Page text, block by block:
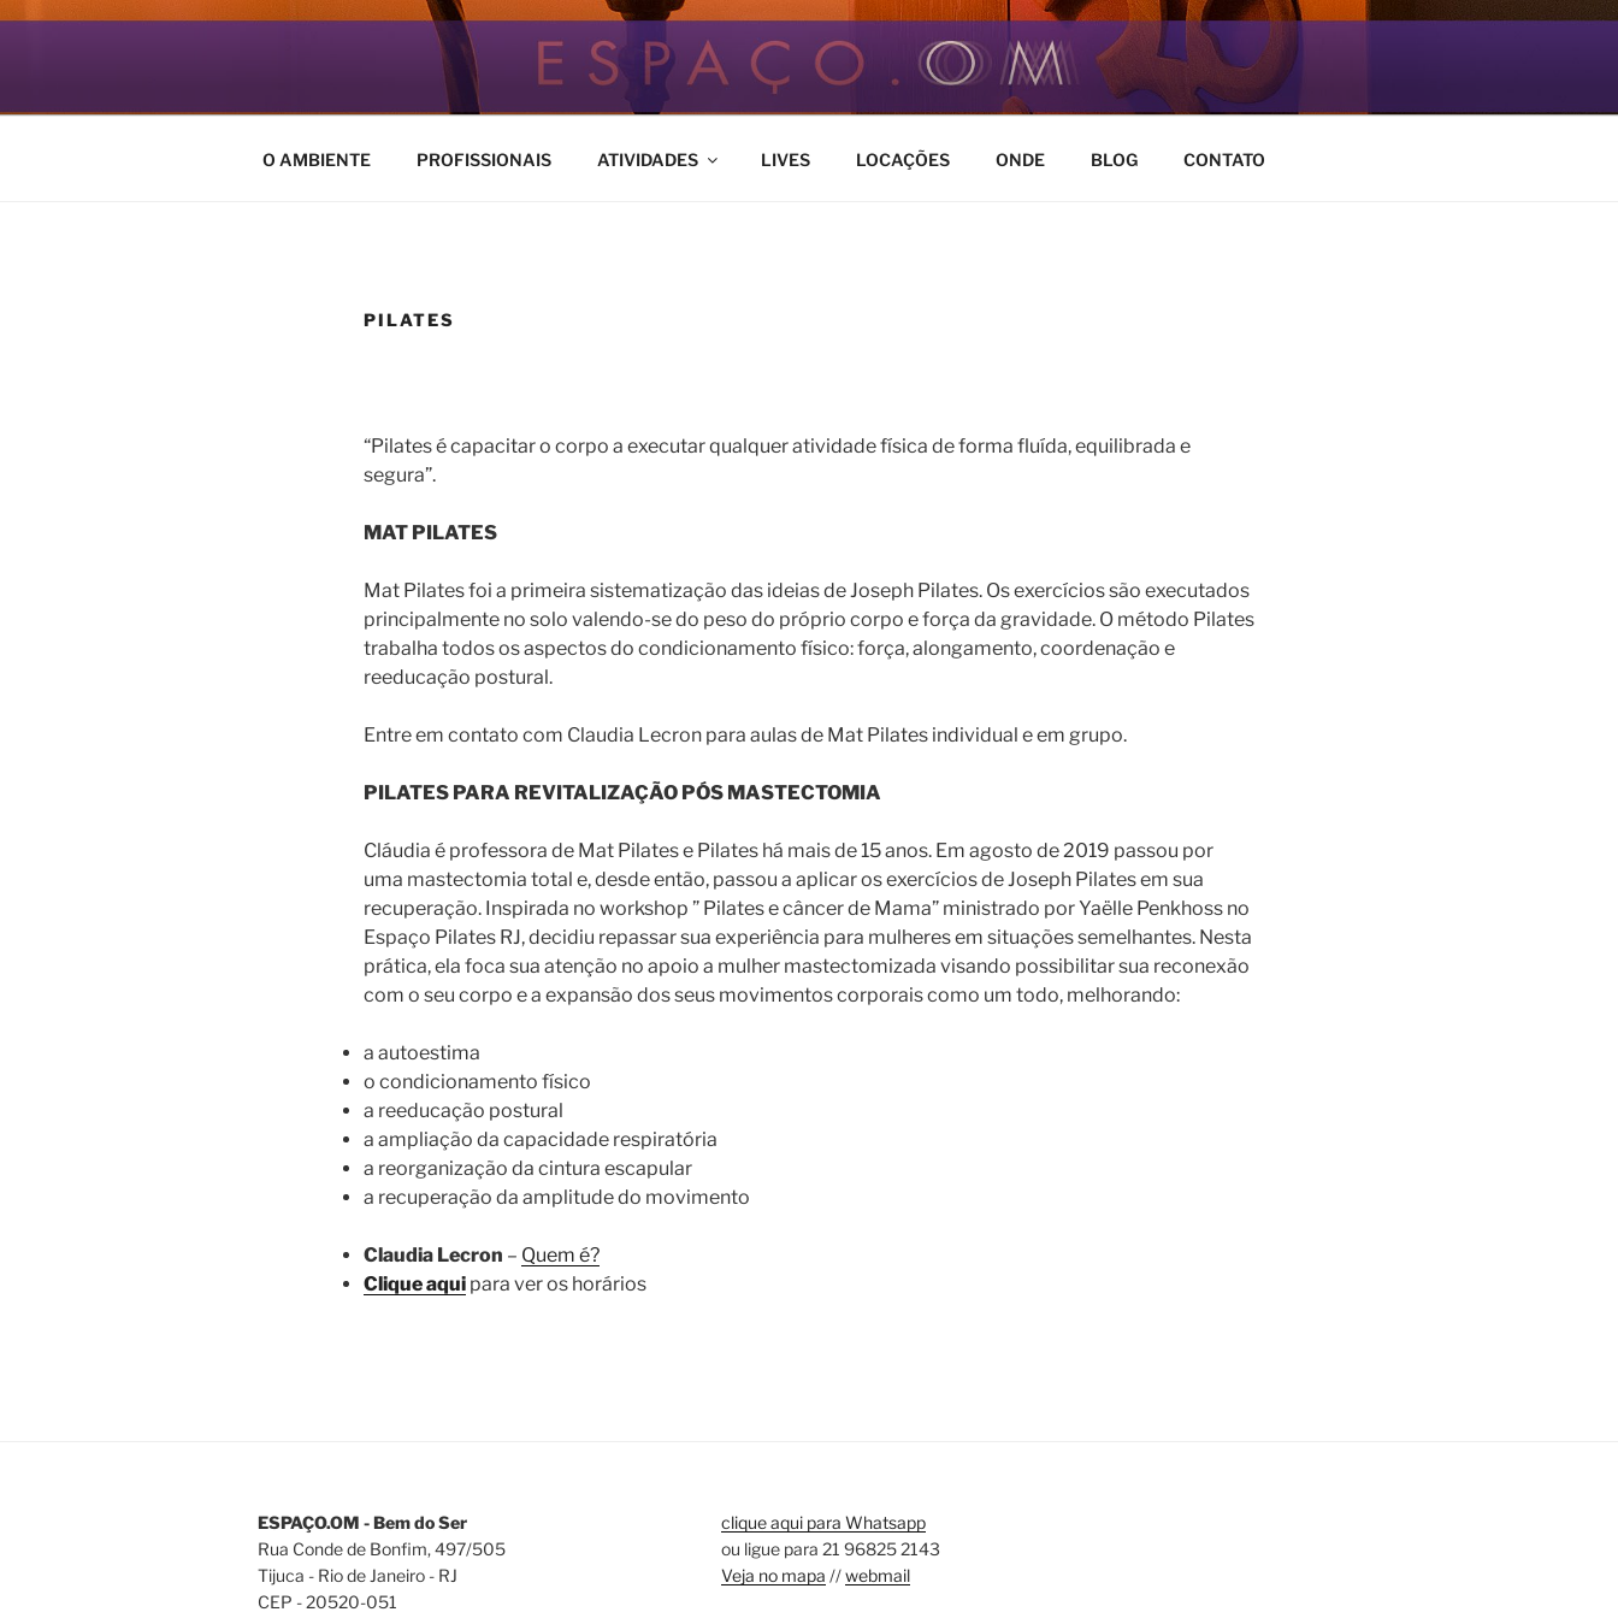
ESPAÇO.OM
Seja bem vindo ao nosso espaço de Bem Estar
O AMBIENTE PROFISSIONAIS ATIVIDADES LIVES LOCAÇÕES ONDE BLOG CONTATO
PILATES
“Pilates é capacitar o corpo a executar qualquer atividade física de forma fluída, equilibrada e
segura”.
MAT PILATES
Mat Pilates foi a primeira sistematização das ideias de Joseph Pilates. Os exercícios são executados
principalmente no solo valendo-se do peso do próprio corpo e força da gravidade. O método Pilates
trabalha todos os aspectos do condicionamento físico: força, alongamento, coordenação e
reeducação postural.
Entre em contato com Claudia Lecron para aulas de Mat Pilates individual e em grupo.
PILATES PARA REVITALIZAÇÃO PÓS MASTECTOMIA
Cláudia é professora de Mat Pilates e Pilates há mais de 15 anos. Em agosto de 2019 passou por
uma mastectomia total e, desde então, passou a aplicar os exercícios de Joseph Pilates em sua
recuperação. Inspirada no workshop ” Pilates e câncer de Mama” ministrado por Yaëlle Penkhoss no
Espaço Pilates RJ, decidiu repassar sua experiência para mulheres em situações semelhantes. Nesta
prática, ela foca sua atenção no apoio a mulher mastectomizada visando possibilitar sua reconexão
com o seu corpo e a expansão dos seus movimentos corporais como um todo, melhorando:
a autoestima
o condicionamento físico
a reeducação postural
a ampliação da capacidade respiratória
a reorganização da cintura escapular
a recuperação da amplitude do movimento
Claudia Lecron – Quem é?
Clique aqui para ver os horários
ESPAÇO.OM - Bem do Ser
Rua Conde de Bonfim, 497/505
Tijuca - Rio de Janeiro - RJ
CEP - 20520-051
clique aqui para Whatsapp
ou ligue para 21 96825 2143
Veja no mapa //webmail